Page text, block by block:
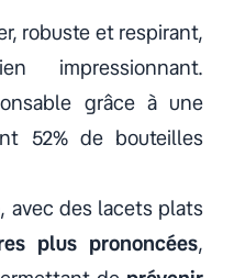
robuste et respirant,
impressionnant.
grâce à une
52% de bouteilles
, avec des lacets plats
plus prononcées,